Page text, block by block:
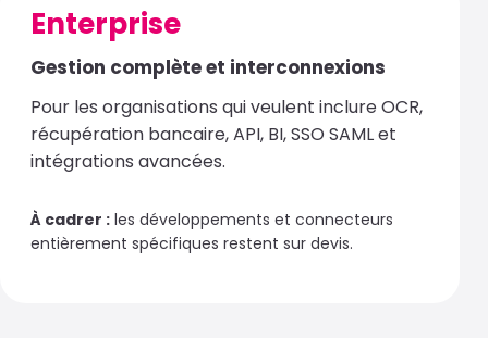
Enterprise
Gestion complète et interconnexions
Pour les organisations qui veulent inclure OCR,
récupération bancaire, API, BI, SSO SAML et
intégrations avancées.
À cadrer : les développements et connecteurs
entièrement spécifiques restent sur devis.